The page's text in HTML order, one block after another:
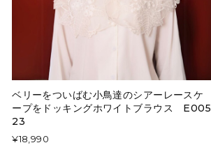
ベリーをついばむ小鳥達のシアーレースケ
ープをドッキングホワイトブラウス E005
23
¥18,990